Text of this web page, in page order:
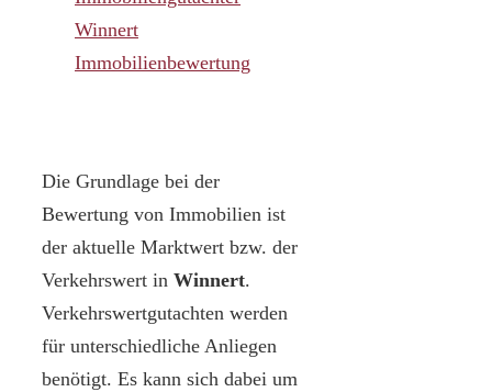
Winnert
Immobilienbewertung
Die Grundlage bei der
Bewertung von Immobilien ist
der aktuelle Marktwert bzw. der
Verkehrswert in Winnert.
Verkehrswertgutachten werden
für unterschiedliche Anliegen
benötigt. Es kann sich dabei um